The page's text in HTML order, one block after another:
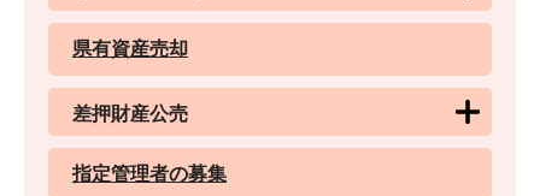
県有資産売却
差押財産公売
指定管理者の募集